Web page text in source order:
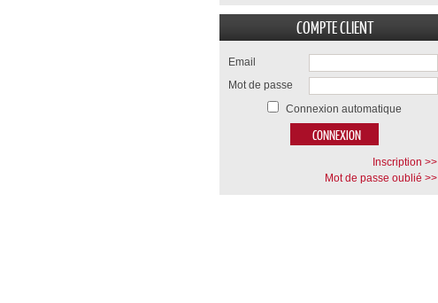
COMPTE CLIENT
Email
Mot de passe
Connexion automatique
Inscription >>
Mot de passe oublié >>